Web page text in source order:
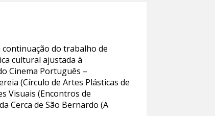
do trabalho de
cultural ajustada à
Cinema Português –
(Círculo de Artes Plásticas de
Visuais (Encontros de
Cerca de São Bernardo (A